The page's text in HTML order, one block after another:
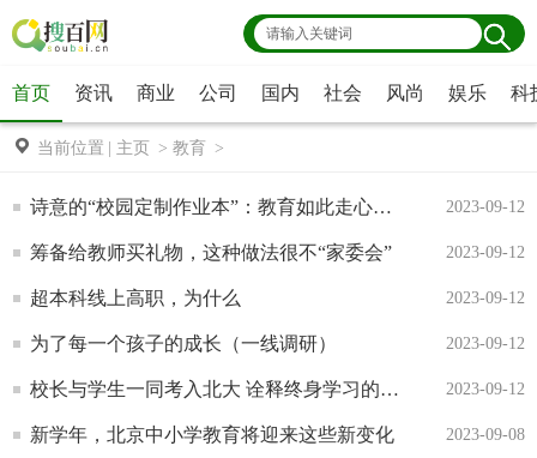
首页 资讯 商业 公司 国内 社会 风尚 娱乐 科
当前位置 主页 > 教育 >
诗意的“校园定制作业本”：教育如此走心值得称道 2023-09-12
筹备给教师买礼物，这种做法很不“家委会” 2023-09-12
超本科线上高职，为什么 2023-09-12
为了每一个孩子的成长（一线调研） 2023-09-12
校长与学生一同考入北大 诠释终身学习的价值力量 2023-09-12
新学年，北京中小学教育将迎来这些新变化 2023-09-08